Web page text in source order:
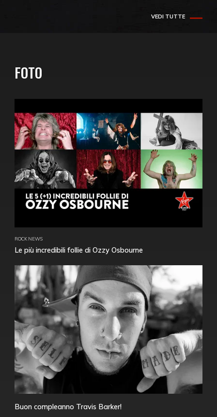
VEDI TUTTE
FOTO
ROCK NEWS
Le più incredibili follie di Ozzy Osbourne
Buon compleanno Travis Barker!